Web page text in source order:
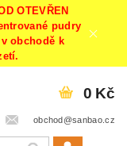
OTEVŘEN
pudry
obchodě k
obchod@sanbao.cz
0 Kč